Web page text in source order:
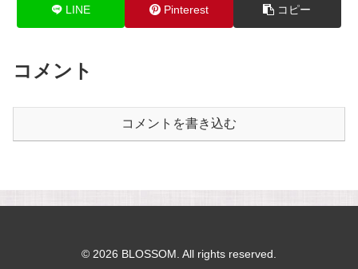
LINE Pinterest コピー
コメント
コメントを書き込む
© 2026 BLOSSOM. All rights reserved.